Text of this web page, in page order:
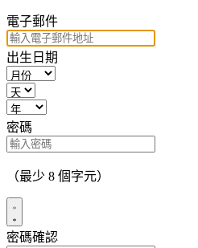
電子郵件
出生日期
密碼
（最少 8 個字元）
密碼確認